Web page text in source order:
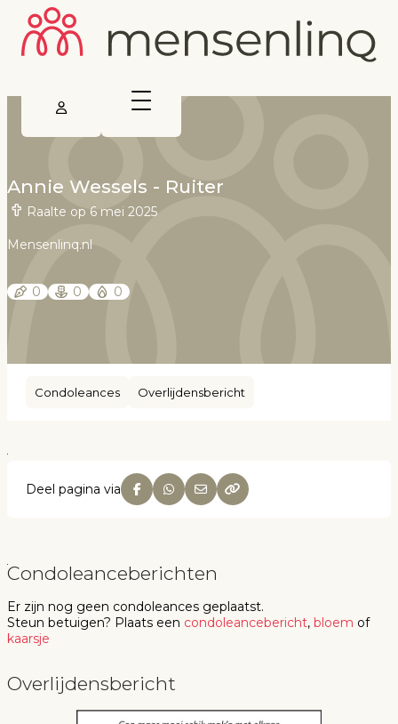
Annie Wessels - Ruiter
Raalte op 6 mei 2025
Mensenlinq.nl
0 0 0
Condoleances Overlijdensbericht
Deel pagina via
Condoleanceberichten
Er zijn nog geen condoleances geplaatst.
Steun betuigen? Plaats een condoleancebericht, bloem of
kaarsje
Overlijdensbericht